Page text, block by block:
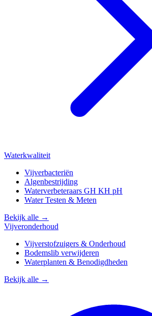
Waterkwaliteit
Vijverbacteriën
Algenbestrijding
Waterverbeteraars GH KH pH
Water Testen & Meten
Bekijk alle →
Vijveronderhoud
Vijverstofzuigers & Onderhoud
Bodemslib verwijderen
Waterplanten & Benodigdheden
Bekijk alle →